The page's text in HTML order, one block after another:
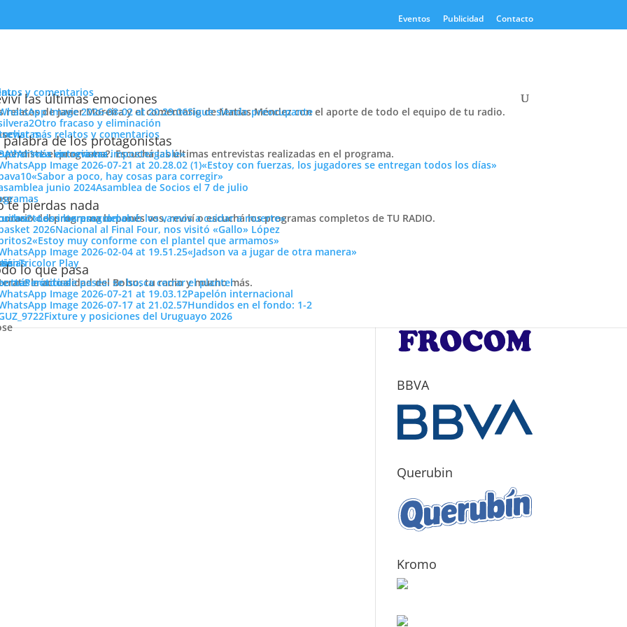
Eventos Publicidad Contacto
y comentarios
las últimas emociones
relatos de Javier Moreira y el comentario de Matías Méndez con el aporte de todo el equipo de tu radio.
Sigue siendo preocupante
Otro fracaso y eliminación
más relatos y comentarios
palabra de los protagonistas
perdiste el programa?. Escuchá las últimas entrevistas realizadas en el programa.
más entrevistas
«La victoria era impostergable»
«Estoy con fuerzas, los jugadores se entregan todos los días»
«Sabor a poco, hay cosas para corregir»
Asamblea de Socios el 7 de julio
te pierdas nada
del programa lo ponés vos, reviví o escuchá los programas completos de TU RADIO.
todos los programas
«Los intereses del club los vamos a cuidar a muerte»
Nacional al Final Four, nos visitó «Gallo» López
«Estoy muy conforme con el plantel que armamos»
«Jadson va a jugar de otra manera»
Play
lo que pasa
la actualidad del Bolso, tu radio y mucho más.
más noticias
Período de pases: se busca cerrar el plantel
Papelón internacional
Hundidos en el fondo: 1-2
Fixture y posiciones del Uruguayo 2026
del Club Social
PRIMER NIVEL, CON LAS MEJORES INSTALACIONES» Hablamos con
y Patrimonio de Nacional. Este lunes se inauguró oficialmente el
Un...
Tweets by PasionTricolor1
BBVA
Querubin
Kromo